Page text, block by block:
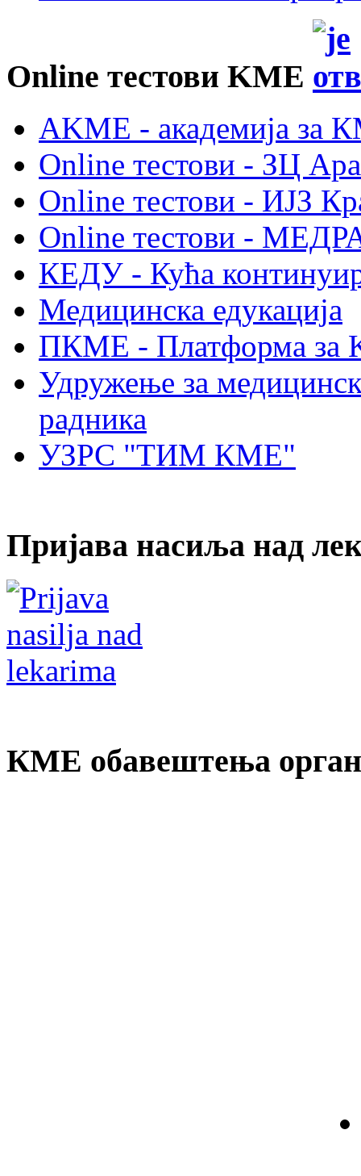
Online тестови KME
AKME - академија за
Online тестови - ЗЦ
Online тестови - ИЈЗ
Online тестови -
КЕДУ - Кућа
Медицинска едукација
ПКМЕ - Платформа за
Удружење за
радника
УЗРС "ТИМ КМЕ"
Пријава насиља над
КМЕ обавештења